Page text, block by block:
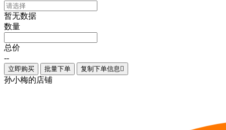
暂无数据
数量
总价
--
立即购买 批量下单 复制下单信息 
孙小梅的店铺